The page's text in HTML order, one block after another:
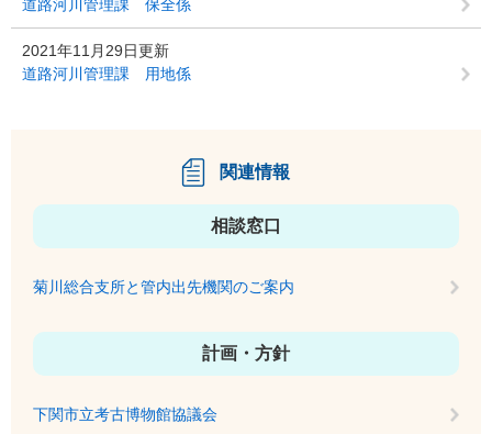
道路河川管理課 保全係
2021年11月29日更新
道路河川管理課 用地係
関連情報
相談窓口
菊川総合支所と管内出先機関のご案内
計画・方針
下関市立考古博物館協議会